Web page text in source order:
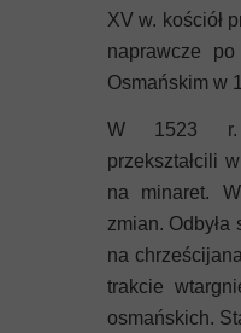
XV w. kościół
naprawcze
Osmańskim w
W 1523 r.
przekształcili
na minaret.
zmian. Odbyła
na
trakcie
osmańskich.